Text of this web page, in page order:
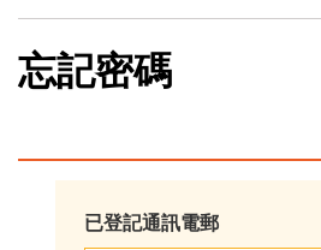
忘記密碼
已登記通訊電郵